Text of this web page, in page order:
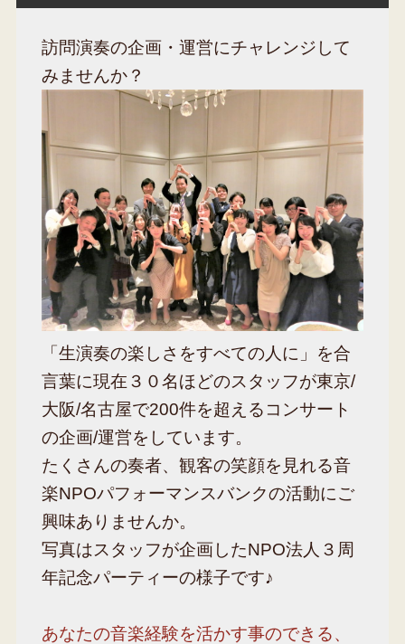
訪問演奏の企画・運営にチャレンジして
みませんか？
「生演奏の楽しさをすべての人に」を合
言葉に現在３０名ほどのスタッフが東京/
大阪/名古屋で200件を超えるコンサート
の企画/運営をしています。
たくさんの奏者、観客の笑顔を見れる音
楽NPOパフォーマンスバンクの活動にご
興味ありませんか。
写真はスタッフが企画したNPO法人３周
年記念パーティーの様子です♪
あなたの音楽経験を活かす事のできる、